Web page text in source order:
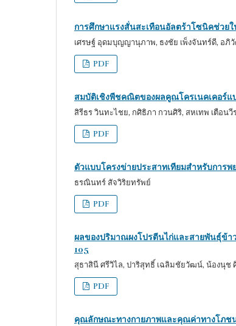
การศึกษาแรงสั่นสะเทือนอัลตร้าโซนิคช่วย
เศรษฐ์ อุดมบุญญานุภาพ, ธงชัย เพ็งจันทร์ดี, อภิ
PDF
สมบัติเชิงพีชคณิตของผลคูณโครเนคเคอร์แ
สิรีธร วินทะไชย, กศิธิภา กวนศิริ, สหเทพ เตือนวี
PDF
ตัวแบบโครงข่ายประสาทเทียมสำหรับการ
ธรณินทร์ สัจวิริยทรัพย์
PDF
ผลของปริมาณผงโปรตีนไก่และสายพันธุ์ข้า
105
สุธาสินี ศรีวิไล, ปาริสุทธิ์ เฉลิมชัยวัฒน์, น้องนุช
PDF
คุณลักษณะทางกายภาพและคุณค่าทางโภช